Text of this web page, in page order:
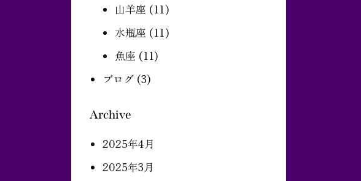
山羊座 (11)
水瓶座 (11)
魚座 (11)
ブログ(3)
Archive
2025年4月
2025年3月